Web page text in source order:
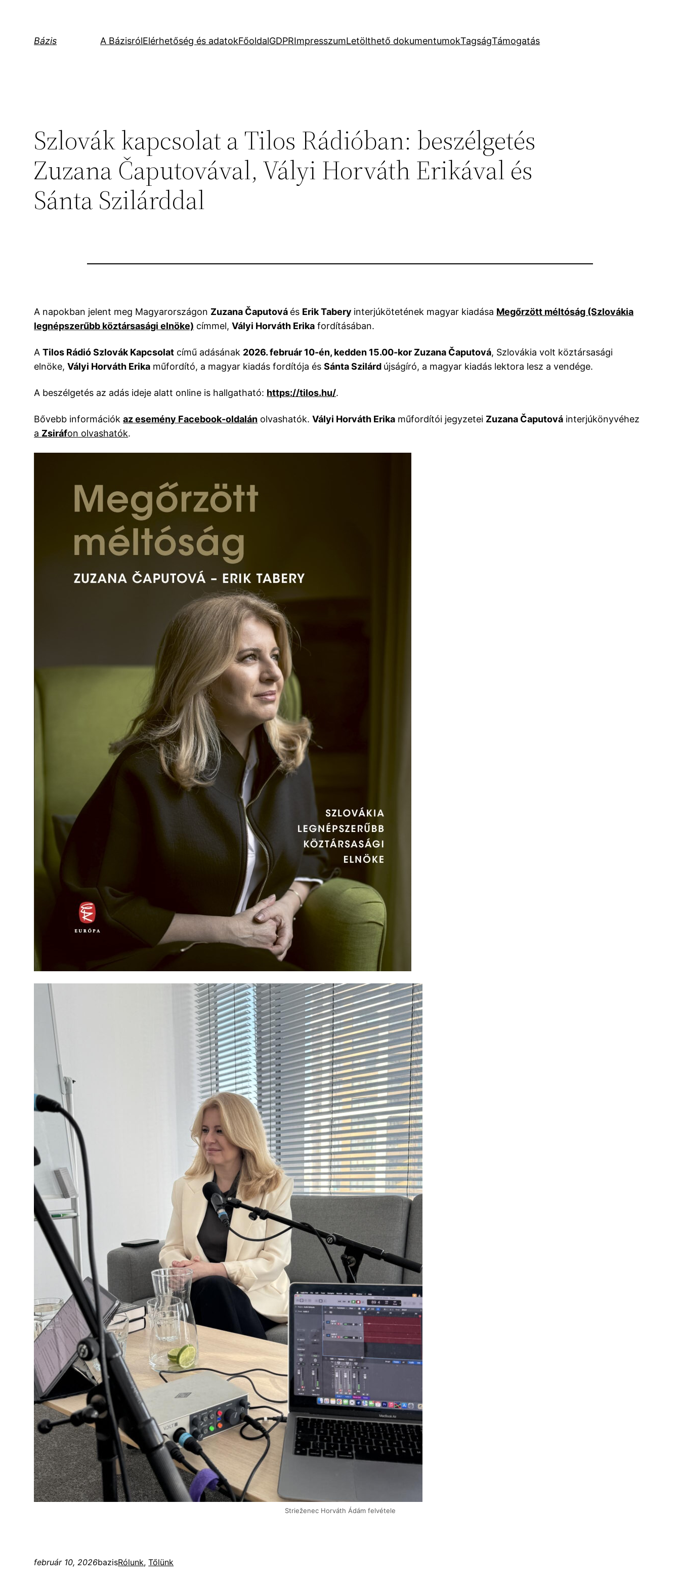
tartalomhoz
Bázis A BázisrólElérhetőség és adatokFőoldalGDPRImpresszumLetölthető dokumentumokTagságTámogatás
Szlovák kapcsolat a Tilos Rádióban: beszélgetés
Zuzana Čaputovával, Vályi Horváth Erikával és
Sánta Szilárddal
A napokban jelent meg Magyarországon Zuzana Čaputová és Erik Tabery interjúkötetének magyar kiadása Megőrzött méltóság (Szlovákia
legnépszerűbb köztársasági elnöke) címmel,Vályi Horváth Erika fordításában.
ATilos Rádió Szlovák Kapcsolat című adásának 2026. február 10-én, kedden 15.00-kor Zuzana Čaputová, Szlovákia volt köztársasági
elnöke,Vályi Horváth Erika műfordító, a magyar kiadás fordítója ésSánta Szilárd újságíró, a magyar kiadás lektora lesz a vendége.
A beszélgetés az adás ideje alatt online is hallgatható: https://tilos.hu/.
Bővebb információkaz esemény Facebook-oldalán olvashatók.Vályi Horváth Erika műfordítói jegyzetei Zuzana Čaputová interjúkönyvéhez
a Zsiráfon olvashatók.
Strieženec Horváth Ádám felvétele
február 10, 2026bazisRólunk, Tőlünk